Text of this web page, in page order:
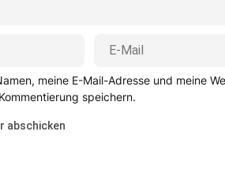
meine E-Mail-Adresse und meine
speichern.